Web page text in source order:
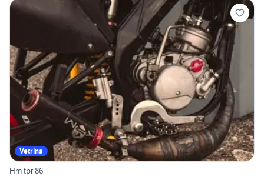
Vetrina
Hm tpr 86